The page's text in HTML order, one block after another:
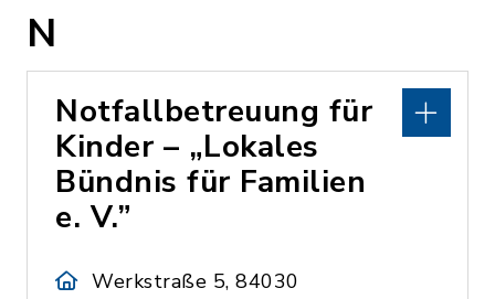
N
Notfallbetreuung für
Kinder – „Lokales
Bündnis für Familien
e. V.”
Werkstraße 5, 84030